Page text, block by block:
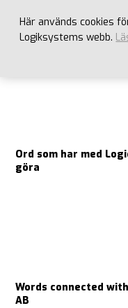
Här används cookies
Logiksystems webb.
Ord som har med
göra
Words connected
AB